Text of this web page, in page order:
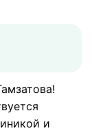
и